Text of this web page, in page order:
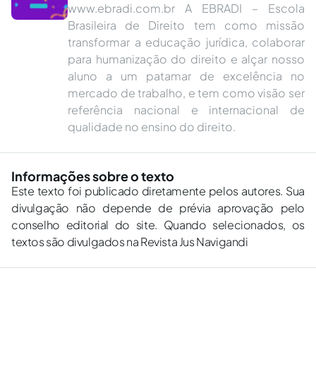
www.ebradi.com.br A EBRADI – Escola
Brasileira de Direito tem como missão
transformar a educação jurídica, colaborar
para humanização do direito e alçar nosso
aluno a um patamar de excelência no
mercado de trabalho, e tem como visão ser
referência nacional e internacional de
qualidade no ensino do direito.
Informações sobre o texto
Este texto foi publicado diretamente pelos autores. Sua
divulgação não depende de prévia aprovação pelo
conselho editorial do site. Quando selecionados, os
textos são divulgados na Revista Jus Navigandi